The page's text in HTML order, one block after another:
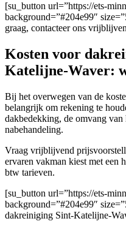
[su_button url=”https://ets-
background=”#204e99″
graag, contacteer ons
Kosten voor
Katelijne-Waver:
Bij het overwegen van de
belangrijk om rekening te
dakbedekking, de omvang van
nabehandeling.
Vraag vrijblijvend
ervaren vakman kiest met een
btw tarieven.
[su_button url=”https://ets-
background=”#204e99″
dakreiniging Sint-Katelijne-